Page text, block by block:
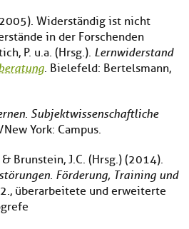
Widerständig ist nicht
in der Forschenden
P. u.a. (Hrsg.). Lernwiderstand
. Bielefeld: Bertelsmann,
Subjektwissenschaftliche
York: Campus.
& Brunstein, J.C. (Hrsg.) (2014).
Förderung, Training und
überarbeitete und erweiterte